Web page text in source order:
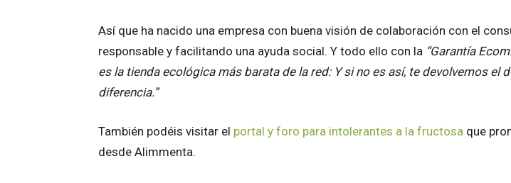
Así que ha nacido una empresa con buena visión de colaboración con el
responsable y facilitando una ayuda social. Y todo ello con la “Garantía
es la tienda ecológica más barata de la red: Y si no es así, te devolvemos el
diferencia.”
También podéis visitar el portal y foro para intolerantes a la fructosa que
desde Alimmenta.